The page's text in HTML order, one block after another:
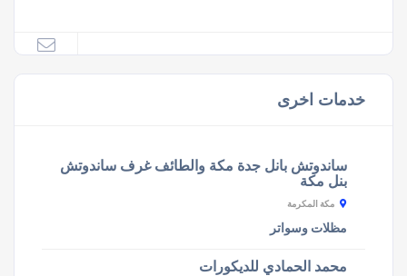
خدمات اخرى
ساندوتش بانل جدة مكة والطائف غرف ساندوتش
بنل مكة
مكة المكرمة
مظلات وسواتر
محمد الحمادي للديكورات